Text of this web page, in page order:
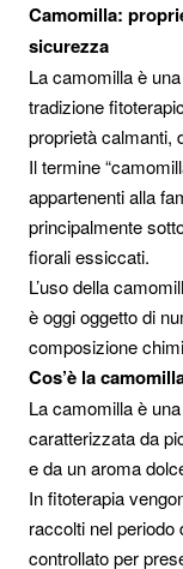
Camomilla:
sicurezza
La camomilla è
tradizione
proprietà calmanti,
Il termine
appartenenti alla
principalmente
fiorali essiccati.
L’uso della
è oggi oggetto di
composizione
Cos’è la
La camomilla è
caratterizzata da
e da un aroma
In fitoterapia
raccolti nel
controllato per